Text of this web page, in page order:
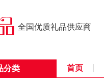
全国优质礼品供应商
首页
分类